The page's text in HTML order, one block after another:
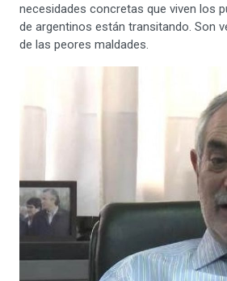
necesidades concretas que viven los
de argentinos están transitando. Son
de las peores maldades.